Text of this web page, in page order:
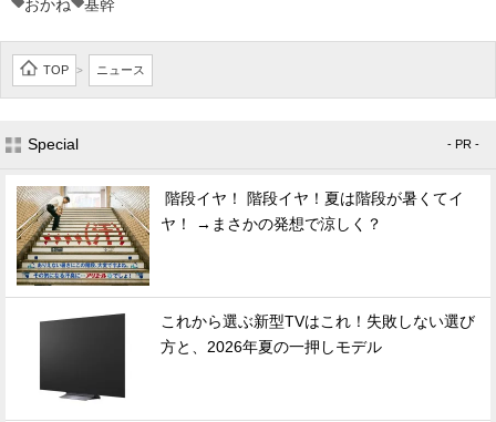
おかね 基幹
TOP > ニュース
Special - PR -
階段イヤ！ 階段イヤ！夏は階段が暑くてイ
ヤ！ →まさかの発想で涼しく？
これから選ぶ新型TVはこれ！失敗しない選び
方と、2026年夏の一押しモデル